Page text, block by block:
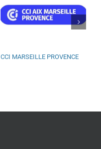
CCI MARSEILLE PROVENCE